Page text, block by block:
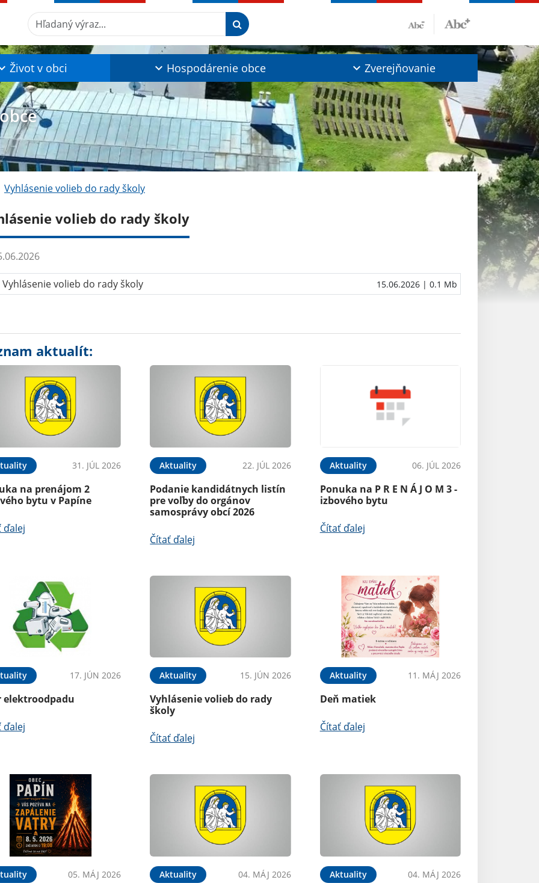
Hľadaný výraz...
Život v obci Hospodárenie obce Zverejňovanie
Vyhlásenie volieb do rady školy
volieb do rady školy
Vyhlásenie volieb do rady školy 15.06.2026 | 0.1 Mb
aktualít:
31. JÚL 2026
na prenájom 2
bytu v Papíne
ďalej
Aktuality 22. JÚL 2026
Podanie kandidátnych listín
pre voľby do orgánov
samosprávy obcí 2026
Čítať ďalej
Aktuality 06. JÚL 2026
Ponuka na P R E N Á J O M 3 -
izbového bytu
Čítať ďalej
17. JÚN 2026
elektroodpadu
ďalej
Aktuality 15. JÚN 2026
Vyhlásenie volieb do rady
školy
Čítať ďalej
Aktuality 11. MÁJ 2026
Deň matiek
Čítať ďalej
05. MÁJ 2026 Aktuality 04. MÁJ 2026 Aktuality 04. MÁJ 2026